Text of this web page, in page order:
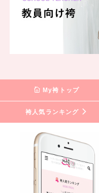
My袴トップ
袴人気ランキング